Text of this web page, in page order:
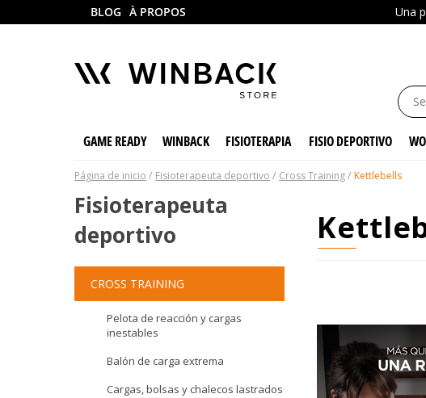
BLOG À PROPOS Una
GAME READY WINBACK FISIOTERAPIA FISIO DEPORTIVO
Página de inicio Fisioterapeuta deportivo Cross Training Kettlebells
Fisioterapeuta
deportivo
CROSS TRAINING
Pelota de reacción y cargas
inestables
Balón de carga extrema
Cargas, bolsas y chalecos lastrados